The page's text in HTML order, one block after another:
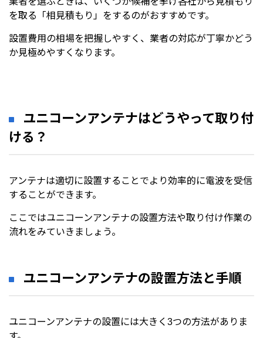
を取る「相見積もり」をするのがおすすめです。
設置費用の相場を把握しやすく、業者の対応が丁寧かどう
か見極めやすくなります。
ユニコーンアンテナはどうやって取り付
ける？
アンテナは適切に設置することでより効率的に電波を受信
することができます。
ここではユニコーンアンテナの設置方法や取り付け作業の
流れをみていきましょう。
ユニコーンアンテナの設置方法と手順
ユニコーンアンテナの設置には大きく3つの方法がありま